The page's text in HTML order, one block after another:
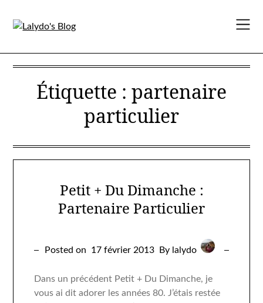
Étiquette : partenaire
particulier
Petit + Du Dimanche :
Partenaire Particulier
Posted on 17 février 2013 By lalydo
Dans un précédent Petit + Du Dimanche, je
vous ai dit adorer les années 80. J’étais restée